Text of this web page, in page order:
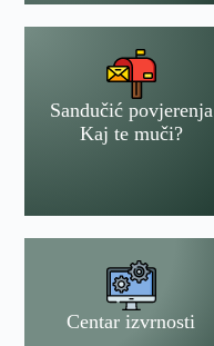
Sandučić povjerenja
Kaj te muči?
Centar izvrnosti